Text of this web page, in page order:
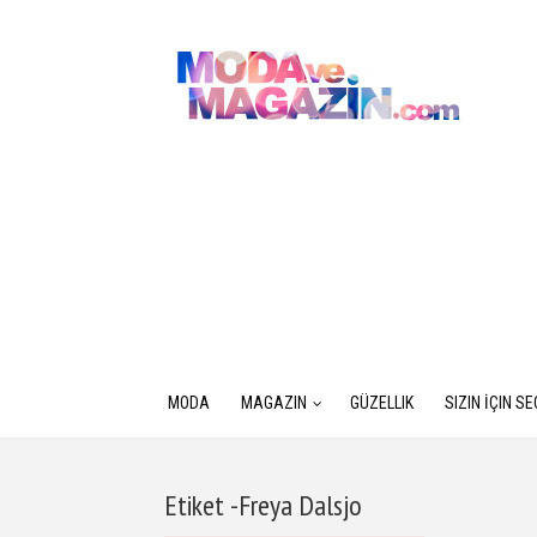
MODA MAGAZIN GÜZELLIK SIZIN İÇIN
Etiket -Freya Dalsjo